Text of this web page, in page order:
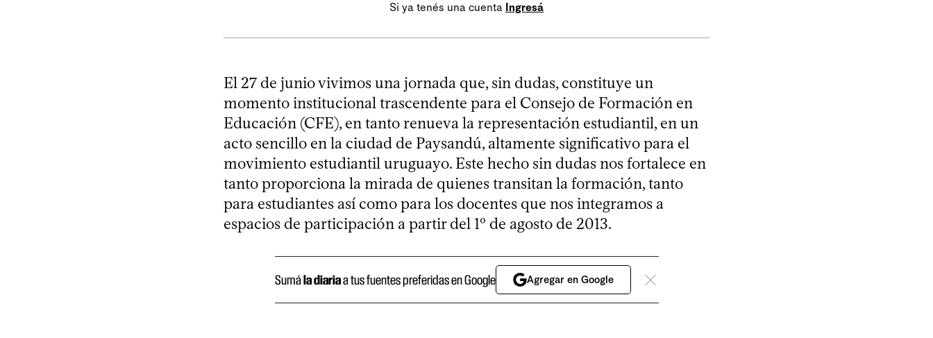
Si ya tenés una cuenta Ingresá
El 27 de junio vivimos una jornada que, sin dudas, constituye un
momento institucional trascendente para el Consejo de Formación en
Educación (CFE), en tanto renueva la representación estudiantil, en un
acto sencillo en la ciudad de Paysandú, altamente significativo para el
movimiento estudiantil uruguayo. Este hecho sin dudas nos fortalece en
tanto proporciona la mirada de quienes transitan la formación, tanto
para estudiantes así como para los docentes que nos integramos a
espacios de participación a partir del 1º de agosto de 2013.
Sumála diariaa tus fuentes preferidas en Google Agregar en Google